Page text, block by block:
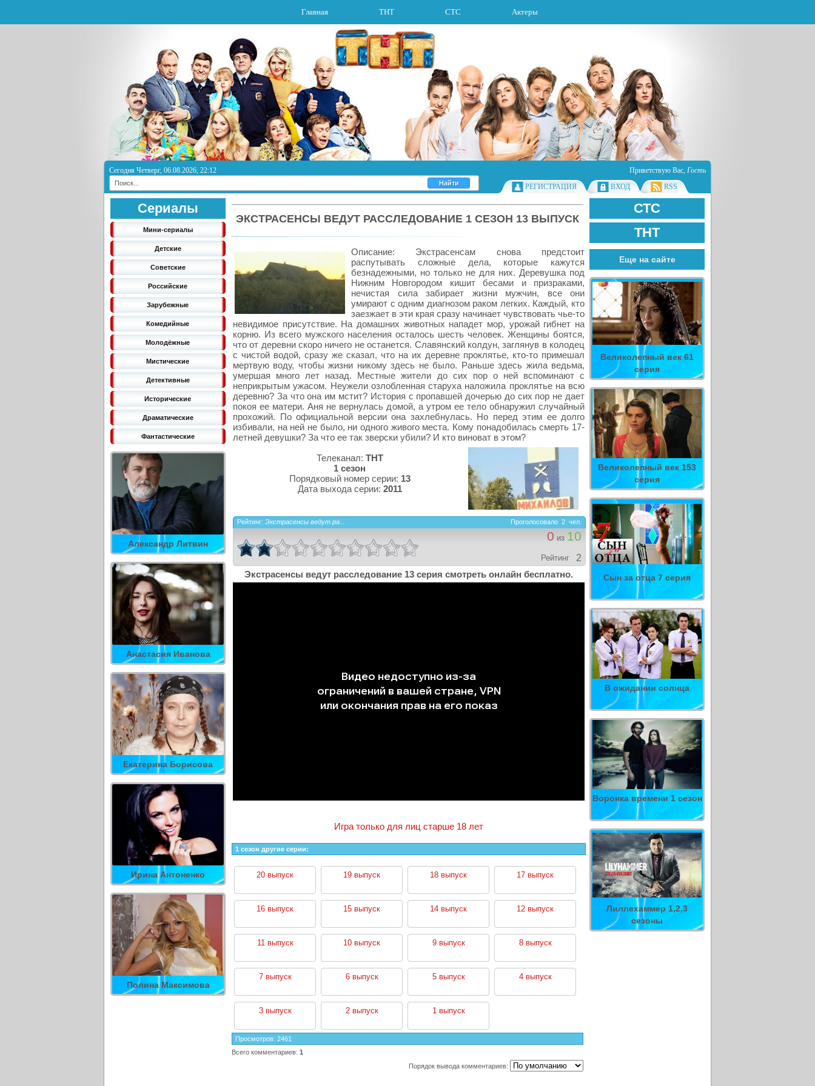
Главная ТНТ СТС Актеры
Сегодня Четверг, 06.08.2026, 22:12 Приветствую Вас, Гость
РЕГИСТРАЦИЯ
ВХОД RSS
Сериалы
Мини-сериалы
Детские
Советские
Российские
Зарубежные
Комедийные
Молодёжные
Мистические
Детективные
Исторические
Драматические
Фантастические
Александр Литвин
Анастасия Иванова
Екатерина Борисова
Ирина Антоненко
Полина Максимова
СТС
ТНТ
Еще на сайте
Великолепный век 61
серия
Великолепный век 153
серия
Сын за отца 7 серия
В ожидании солнца
Воронка времени 1 сезон
Лиллехаммер 1,2,3
сезоны
ЭКСТРАСЕНСЫ ВЕДУТ РАССЛЕДОВАНИЕ 1 СЕЗОН 13 ВЫПУСК
Описание: Экстрасенсам снова предстоит
распутывать сложные дела, которые кажутся
безнадежными, но только не для них. Деревушка под
Нижним Новгородом кишит бесами и призраками,
нечистая сила забирает жизни мужчин, все они
умирают с одним диагнозом раком легких. Каждый, кто
заезжает в эти края сразу начинает чувствовать чье-то
невидимое присутствие. На домашних животных нападет мор, урожай гибнет на
корню. Из всего мужского населения осталось шесть человек. Женщины боятся,
что от деревни скоро ничего не останется. Славянский колдун, заглянув в колодец
с чистой водой, сразу же сказал, что на их деревне проклятье, кто-то примешал
мертвую воду, чтобы жизни никому здесь не было. Раньше здесь жила ведьма,
умершая много лет назад. Местные жители до сих пор о ней вспоминают с
неприкрытым ужасом. Неужели озлобленная старуха наложила проклятье на всю
деревню? За что она им мстит? История с пропавшей дочерью до сих пор не дает
покоя ее матери. Аня не вернулась домой, а утром ее тело обнаружил случайный
прохожий. По официальной версии она захлебнулась. Но перед этим ее долго
избивали, на ней не было, ни одного живого места. Кому понадобилась смерть 17-
летней девушки? За что ее так зверски убили? И кто виноват в этом?
Телеканал: ТНТ
1 сезон
Порядковый номер серии: 13
Дата выхода серии: 2011
Рейтинг: Экстрасенсы ведут ра... Проголосовало 2 чел.
0 из 10
Рейтинг
2
Экстрасенсы ведут расследование 13 серия смотреть онлайн бесплатно.
Игра только для лиц старше 18 лет
1 сезон другие серии:
20 выпуск 19 выпуск 18 выпуск 17 выпуск
16 выпуск 15 выпуск 14 выпуск 12 выпуск
11 выпуск 10 выпуск 9 выпуск 8 выпуск
7 выпуск 6 выпуск 5 выпуск 4 выпуск
3 выпуск 2 выпуск 1 выпуск
Просмотров: 2461
Всего комментариев: 1
Порядок вывода комментариев: